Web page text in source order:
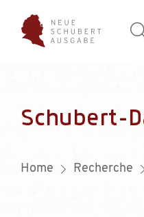
Schubert-
Home Recherche